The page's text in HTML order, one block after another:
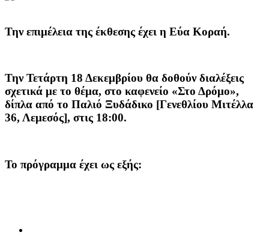
Την επιμέλεια της έκθεσης έχει η Εύα Κοραή.
Την Τετάρτη 18 Δεκεμβρίου θα δοθούν διαλέξεις
σχετικά με το θέμα, στο καφενείο «Στο Δρόμο»,
δίπλα από το Παλιό Ξυδάδικο [Γενεθλίου Μιτέλλα
36, Λεμεσός], στις 18:00.
Το πρόγραμμα έχει ως εξής: